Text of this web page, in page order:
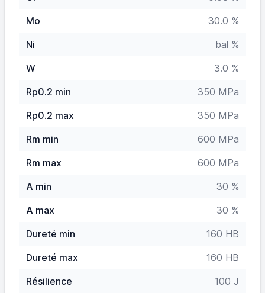
Mo
30.0 %
Ni
bal %
W
3.0 %
Rp0.2 min
350 MPa
Rp0.2 max
350 MPa
Rm min
600 MPa
Rm max
600 MPa
A min
30 %
A max
30 %
Dureté min
160 HB
Dureté max
160 HB
Résilience
100 J